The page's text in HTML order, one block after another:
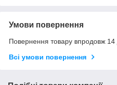
Умови повернення
Повернення товару впродовж 14
Всі умови повернення